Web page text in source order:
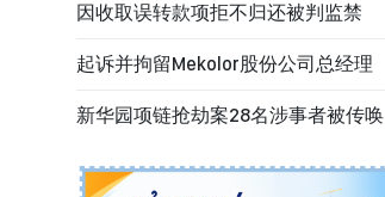
因收取误转款项拒不归还被判监禁
起诉并拘留Mekolor股份公司总经理
新华园项链抢劫案28名涉事者被传唤